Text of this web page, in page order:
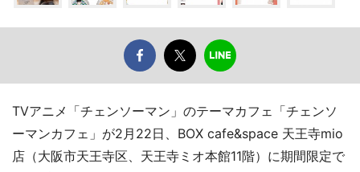
TVアニメ「チェンソーマン」のテーマカフェ「チェンソ
ーマンカフェ」が2月22日、BOX cafe&space 天王寺mio
店（大阪市天王寺区、天王寺ミオ本館11階）に期間限定で